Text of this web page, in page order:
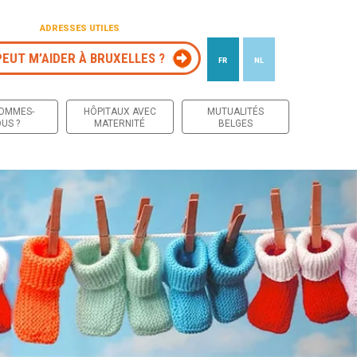
ADRESSES UTILES
M’AIDER À BRUXELLES ? FR NL
?
HÔPITAUX AVEC
MATERNITÉ
MUTUALITÉS
BELGES